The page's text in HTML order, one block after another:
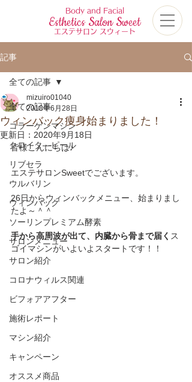
Body and Facial
Esthetics Salon Sweet
エステサロン スウィート
記事
全ての記事
コラーゲンマシン
クロイタ―ピール
リブセラ
ウルバリン
ウィンバック
ソーリンプレミアム酵素
サロンメニュー
サロン紹介
コロナウィルス関連
ビフォアアフター
施術レポート
マシン紹介
キャンペーン
オススメ商品
全ての記事
ウィンバック痩身始まりました！
mizuiro01040
2018年6月28日
更新日： 2020年9月18日
皆様こんにちは♪
エステサロンSweetでございます。
26日からウィンバックメニュー、始まりまし
たよ～＾＾
手から高周波が出て、内臓から骨まで届く ス
ゴイマシンがいよいよスタートです！！